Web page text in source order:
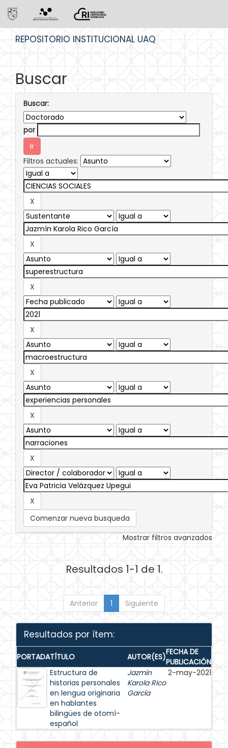
REPOSITORIO INSTITUCIONAL UAQ
Buscar
Buscar:
por
Filtros actuales:
Comenzar nueva busqueda
Mostrar filtros avanzados
Resultados 1-1 de 1.
Anterior 1 Siguiente
Resultados por ítem:
PORTADATÍTULO AUTOR(ES)FECHA DE
PUBLICACIÓN
Estructura de
historias personales
en lengua originaria
en hablantes
bilingües de otomí-
español
Jazmín
Karola Rico
García
2-may-2021